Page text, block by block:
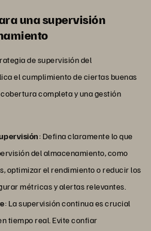
una supervisión
de supervisión del
el cumplimiento de ciertas buenas
completa y una gestión
: Defina claramente lo que
del almacenamiento, como
optimizar el rendimiento o reducir los
métricas y alertas relevantes.
: La supervisión continua es crucial
tiempo real. Evite confiar